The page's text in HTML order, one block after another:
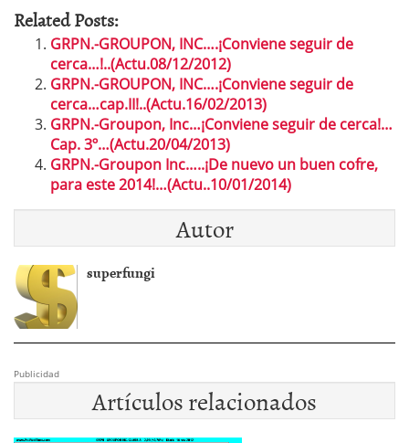
Related Posts:
GRPN.-GROUPON, INC….¡Conviene seguir de
cerca…!..(Actu.08/12/2012)
GRPN.-GROUPON, INC….¡Conviene seguir de
cerca…cap.II!..(Actu.16/02/2013)
GRPN.-Groupon, Inc…¡Conviene seguir de cerca!…
Cap. 3º…(Actu.20/04/2013)
GRPN.-Groupon Inc…..¡De nuevo un buen cofre,
para este 2014!…(Actu..10/01/2014)
Autor
superfungi
Publicidad
Artículos relacionados